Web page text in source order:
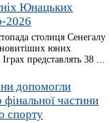
Юнацьких
2026
столиця Сенегалу
юних
представлять 38 ...
допомогли
фінальної частини
спорту